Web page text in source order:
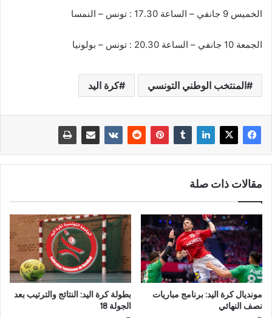
الخميس 9 جانفي – الساعة 17.30 : تونس – النمسا
الجمعة 10 جانفي – الساعة 20.30 : تونس – بولونيا
المنتخب الوطني التونسي كرة اليد
مقالات ذات صلة
مونديال كرة اليد: برنامج مباريات
نصف النهائي
بطولة كرة اليد: النتائج والترتيب بعد
الجولة 18